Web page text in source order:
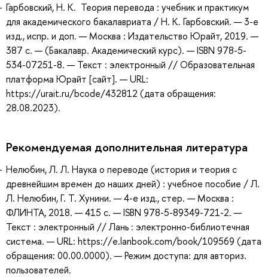
Гарбовский, Н. К. Теория перевода : учебник и практикум
для академического бакалавриата / Н. К. Гарбовский. — 3-е
изд., испр. и доп. — Москва : Издательство Юрайт, 2019. —
387 с. — (Бакалавр. Академический курс). — ISBN 978-5-
534-07251-8. — Текст : электронный // Образовательная
платформа Юрайт [сайт]. — URL:
https://urait.ru/bcode/432812 (дата обращения:
28.08.2023).
Рекомендуемая дополнительная литература
Нелюбин, Л. Л. Наука о переводе (история и теория с
древнейшим времен до наших дней) : учебное пособие / Л.
Л. Нелюбин, Г. Т. Хунини. — 4-е изд., стер. — Москва :
ФЛИНТА, 2018. — 415 с. — ISBN 978-5-89349-721-2. —
Текст : электронный // Лань : электронно-библиотечная
система. — URL: https://e.lanbook.com/book/109569 (дата
обращения: 00.00.0000). — Режим доступа: для авториз.
пользователей.